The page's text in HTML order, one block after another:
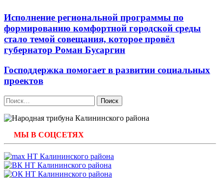
Исполнение региональной программы по
формированию комфортной городской среды
стало темой совещания, которое провёл
губернатор Роман Бусаргин
Господдержка помогает в развитии социальных
проектов
Найти:
МЫ В СОЦСЕТЯХ